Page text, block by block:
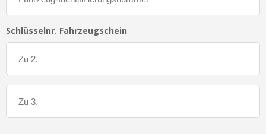
Schlüsselnr. Fahrzeugschein